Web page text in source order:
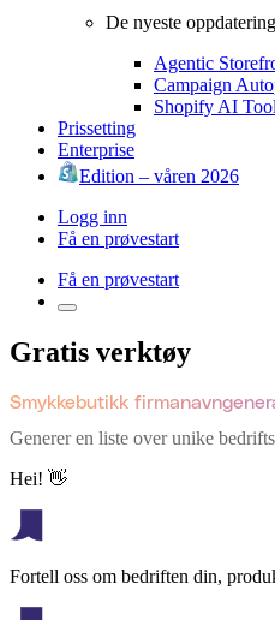
De nyeste
Agentic
Campaign
Shopify AI
Prissetting
Enterprise
Edition – våren 2026
Logg inn
Få en prøvestart
Få en prøvestart
Gratis verktøy
Smykkebutikk
Generer en liste over unike
Hei! 👋
Fortell oss om bedriften din,